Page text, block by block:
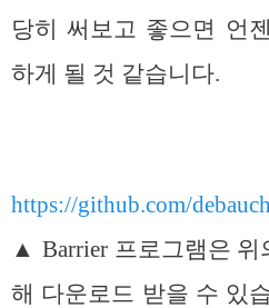
당히 써보고 좋으면 언
하게 될 것 같습니다.
https://github.com/
▲ Barrier 프로그램은 위
해 다운로드 받을 수 있